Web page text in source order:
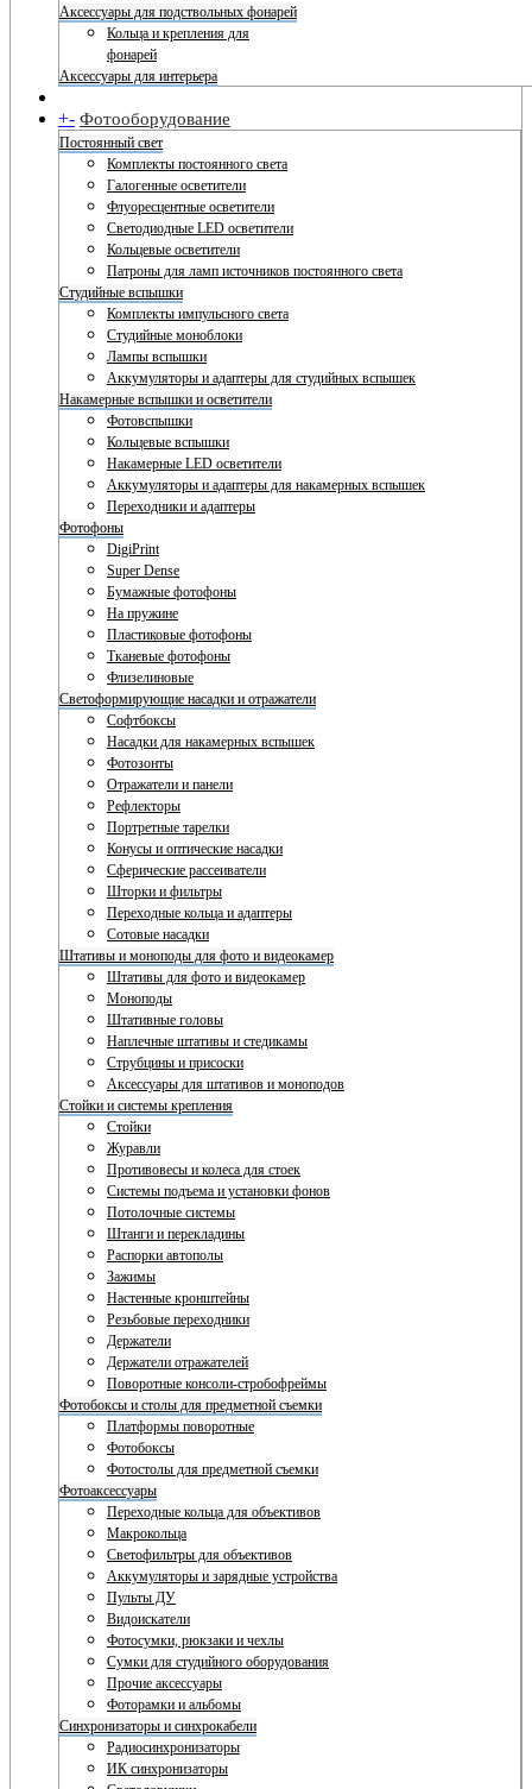
Аксессуары для подствольных фонарей
Кольца и крепления для
фонарей
Аксессуары для интерьера
+- Фотооборудование
Постоянный свет
Комплекты постоянного света
Галогенные осветители
Флуоресцентные осветители
Светодиодные LED осветители
Кольцевые осветители
Патроны для ламп источников постоянного света
Студийные вспышки
Комплекты импульсного света
Студийные моноблоки
Лампы вспышки
Аккумуляторы и адаптеры для студийных вспышек
Накамерные вспышки и осветители
Фотовспышки
Кольцевые вспышки
Накамерные LED осветители
Аккумуляторы и адаптеры для накамерных вспышек
Переходники и адаптеры
Фотофоны
DigiPrint
Super Dense
Бумажные фотофоны
На пружине
Пластиковые фотофоны
Тканевые фотофоны
Флизелиновые
Светоформирующие насадки и отражатели
Софтбоксы
Насадки для накамерных вспышек
Фотозонты
Отражатели и панели
Рефлекторы
Портретные тарелки
Конусы и оптические насадки
Сферические рассеиватели
Шторки и фильтры
Переходные кольца и адаптеры
Сотовые насадки
Штативы и моноподы для фото и видеокамер
Штативы для фото и видеокамер
Моноподы
Штативные головы
Наплечные штативы и стедикамы
Струбцины и присоски
Аксессуары для штативов и моноподов
Стойки и системы крепления
Стойки
Журавли
Противовесы и колеса для стоек
Системы подъема и установки фонов
Потолочные системы
Штанги и перекладины
Распорки автополы
Зажимы
Настенные кронштейны
Резьбовые переходники
Держатели
Держатели отражателей
Поворотные консоли-стробофреймы
Фотобоксы и столы для предметной съемки
Платформы поворотные
Фотобоксы
Фотостолы для предметной съемки
Фотоаксессуары
Переходные кольца для объективов
Макрокольца
Светофильтры для объективов
Аккумуляторы и зарядные устройства
Пульты ДУ
Видоискатели
Фотосумки, рюкзаки и чехлы
Сумки для студийного оборудования
Прочие аксессуары
Фоторамки и альбомы
Синхронизаторы и синхрокабели
Радиосинхронизаторы
ИК синхронизаторы